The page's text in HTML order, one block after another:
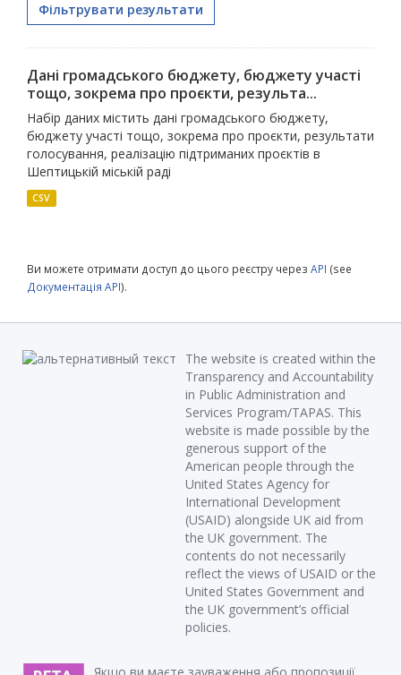
Фільтрувати результати
Дані громадського бюджету, бюджету участі
тощо, зокрема про проєкти, результа...
Набір даних містить дані громадського бюджету,
бюджету участі тощо, зокрема про проєкти, результати
голосування, реалізацію підтриманих проєктів в
Шептицькій міській раді
CSV
Ви можете отримати доступ до цього реєстру через API (see
Документація API).
The website is created within the
Transparency and Accountability
in Public Administration and
Services Program/TAPAS. This
website is made possible by the
generous support of the
American people through the
United States Agency for
International Development
(USAID) alongside UK aid from
the UK government. The
contents do not necessarily
reflect the views of USAID or the
United States Government and
the UK government’s official
policies.